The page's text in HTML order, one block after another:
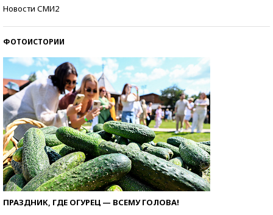
Новости СМИ2
ФОТОИСТОРИИ
ПРАЗДНИК, ГДЕ ОГУРЕЦ — ВСЕМУ ГОЛОВА!